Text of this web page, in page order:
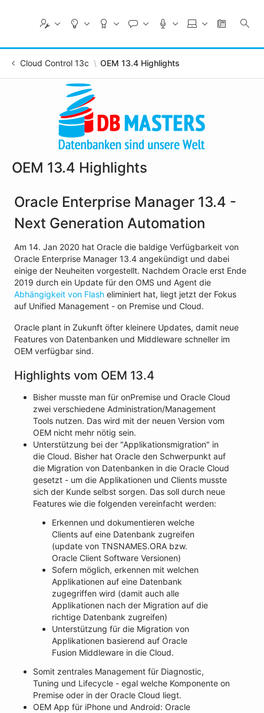
Cloud Control 13c OEM 13.4 Highlights
OEM 13.4 Highlights
Oracle Enterprise Manager 13.4 -
Next Generation Automation
Am 14. Jan 2020 hat Oracle die baldige Verfügbarkeit von
Oracle Enterprise Manager 13.4 angekündigt und dabei
einige der Neuheiten vorgestellt. Nachdem Oracle erst Ende
2019 durch ein Update für den OMS und Agent die
Abhängigkeit von Flash eliminiert hat, liegt jetzt der Fokus
auf Unified Management - on Premise und Cloud.
Oracle plant in Zukunft öfter kleinere Updates, damit neue
Features von Datenbanken und Middleware schneller im
OEM verfügbar sind.
Highlights vom OEM 13.4
Bisher musste man für onPremise und Oracle Cloud
zwei verschiedene Administration/Management
Tools nutzen. Das wird mit der neuen Version vom
OEM nicht mehr nötig sein.
Unterstützung bei der "Applikationsmigration" in
die Cloud. Bisher hat Oracle den Schwerpunkt auf
die Migration von Datenbanken in die Oracle Cloud
gesetzt - um die Applikationen und Clients musste
sich der Kunde selbst sorgen. Das soll durch neue
Features wie die folgenden vereinfacht werden:
Erkennen und dokumentieren welche
Clients auf eine Datenbank zugreifen
(update von TNSNAMES.ORA bzw.
Oracle Client Software Versionen)
Sofern möglich, erkennen mit welchen
Applikationen auf eine Datenbank
zugegriffen wird (damit auch alle
Applikationen nach der Migration auf die
richtige Datenbank zugreifen)
Unterstützung für die Migration von
Applikationen basierend auf Oracle
Fusion Middleware in die Cloud.
Somit zentrales Management für Diagnostic,
Tuning und Lifecycle - egal welche Komponente on
Premise oder in der Oracle Cloud liegt.
OEM App für iPhone und Android: Oracle